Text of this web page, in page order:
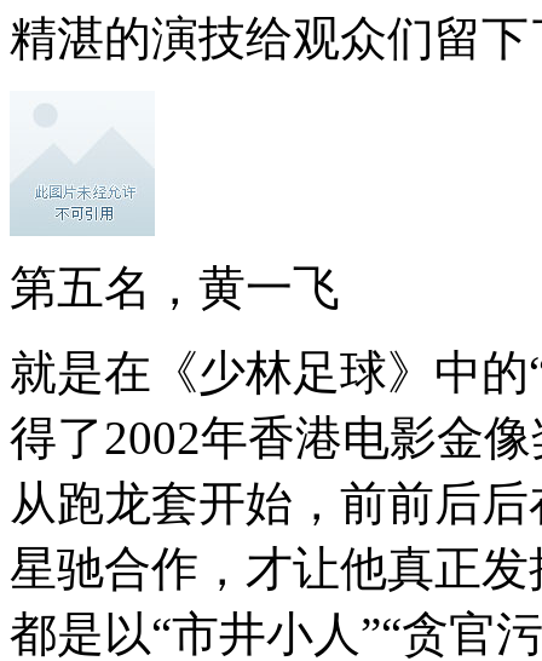
精湛的演技给观众们留
第五名，黄一飞
就是在《少林足球》中
得了2002年香港电影金
从跑龙套开始，前前后
星驰合作，才让他真正
都是以“市井小人”“贪官